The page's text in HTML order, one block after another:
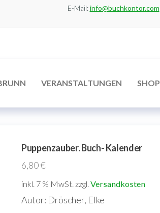
E-Mail:info@buchkontor.com
VERANSTALTUNGEN SHOP
Puppenzauber. Buch- Kalender
6,80€
inkl. 7 % MwSt. zzgl. Versandkosten
Autor: Dröscher, Elke